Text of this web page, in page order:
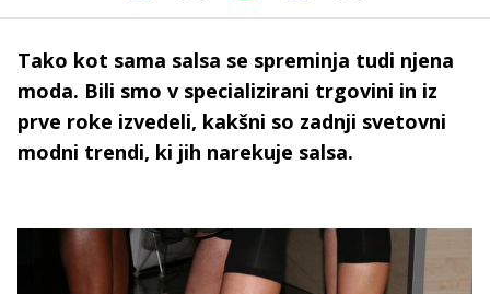
Tako kot sama salsa se spreminja tudi njena
moda. Bili smo v specializirani trgovini in iz
prve roke izvedeli, kakšni so zadnji svetovni
modni trendi, ki jih narekuje salsa.